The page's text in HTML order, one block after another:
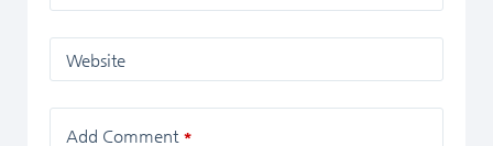
Website
Add Comment *